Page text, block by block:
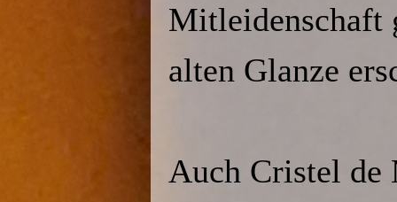
Mitleidenschaft
alten Glanze
Auch Cristel de